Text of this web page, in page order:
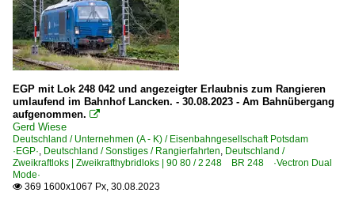
EGP mit Lok 248 042 und angezeigter Erlaubnis zum Rangieren
umlaufend im Bahnhof Lancken. - 30.08.2023 - Am Bahnübergang
aufgenommen. 
Gerd Wiese
Deutschland / Unternehmen (A - K) / Eisenbahngesellschaft Potsdam
·EGP·, Deutschland / Sonstiges / Rangierfahrten, Deutschland /
Zweikraftloks | Zweikrafthybridloks | 90 80 / 2 248 BR 248 ·Vectron Dual
Mode·
 369 1600x1067 Px, 30.08.2023